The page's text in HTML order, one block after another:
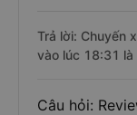
Trả lời: Chuyến
vào lúc 18:31 là
Câu hỏi: